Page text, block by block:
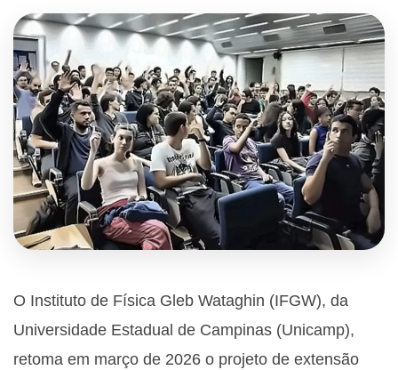
O Instituto de Física Gleb Wataghin (IFGW), da
Universidade Estadual de Campinas (Unicamp),
retoma em março de 2026 o projeto de extensão